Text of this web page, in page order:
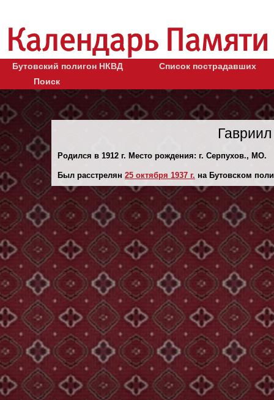
Бутовский полигон НКВД
Список пострадавших
Поиск
Родился в 1912 г. Место рождения: г. Серпухов., МО.
Был расстрелян 25 октября 1937 г. на Бутовском